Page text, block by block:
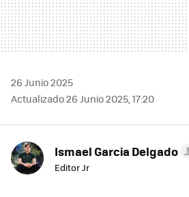
26 Junio 2025
Actualizado 26 Junio 2025, 17:20
Ismael Garcia Delgado
Editor Jr